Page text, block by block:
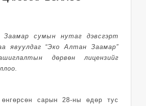
Заамар сумын нутаг дэвсгэрт
явуулдаг “Эко Алтан Заамар”
дөрвөн лицензийг
сарын 28-ны өдөр тус